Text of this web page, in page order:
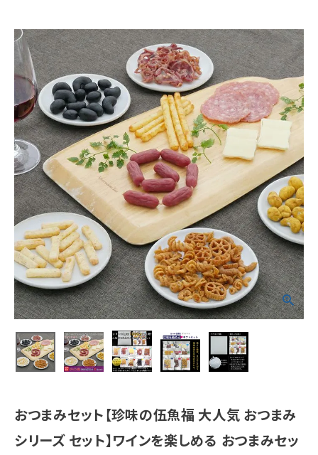
おつまみセット【珍味の伍魚福 大人気 おつまみ
シリーズ セット】ワインを楽しめる おつまみセッ